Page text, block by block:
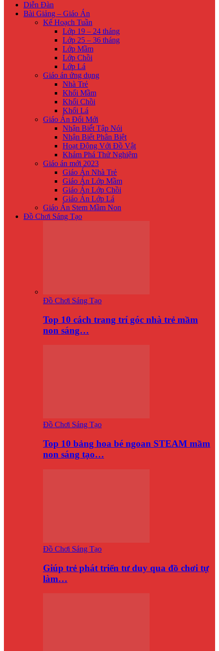
Diễn Đàn
Bài Giảng – Giáo Án
Kế Hoạch Tuần
Lớp 19 – 24 tháng
Lớp 25 – 36 tháng
Lớp Mầm
Lớp Chồi
Lớp Lá
Giáo án ứng dụng
Nhà Trẻ
Khối Mầm
Khối Chồi
Khối Lá
Giáo Án Đổi Mới
Nhận Biế́t Tập Nói
Nhận Biết Phân Biệt
Hoạt Động Với Đồ Vật
Khám Phá Thử Nghiệm
Giáo án mới 2023
Giáo Án Nhà Trẻ
Giáo Án Lớp Mầm
Giáo Án Lớp Chồi
Giáo Án Lớp Lá
Giáo Án Stem Mầm Non
Đồ Chơi Sáng Tạo
Đồ Chơi Sáng Tạo
Top 10 cách trang trí góc nhà trẻ mầm
non sáng…
Đồ Chơi Sáng Tạo
Top 10 bảng hoa bé ngoan STEAM mầm
non sáng tạo…
Đồ Chơi Sáng Tạo
Giúp trẻ phát triển tư duy qua đồ chơi tự
làm…